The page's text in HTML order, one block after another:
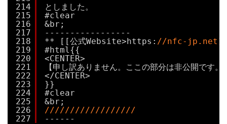
214
215
216
217
218
219
220
221
222
223
224
225
226
227
としました。
#clear
&br;
-----------------
** [[公式Website>https: //nfc-jp.net]]
#html{{
<CENTER>
【申し訳ありません。ここの部分は非公開です。
</CENTER>
}}
#clear
&br;
//////////////////
------